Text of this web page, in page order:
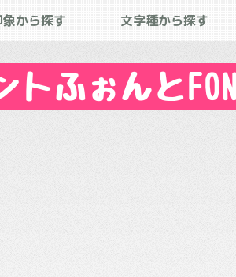
トふぉんと
象から探す 文字種から探す